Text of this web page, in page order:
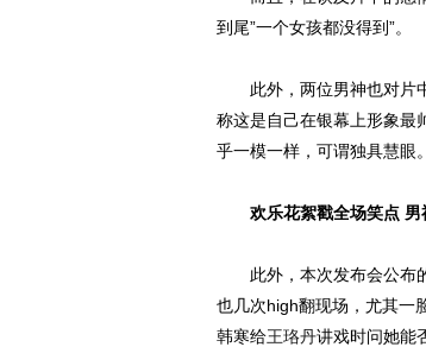
到尾”一个女孩都没得到”。
此外，两位男神也对片中
称这是自己在银幕上形象最
乎一模一样，可谓独具慧眼。
欢乐花絮戳全场笑点
此外，本次发布会公布的
也几次high翻现场，尤其一
韩寒给王珞丹讲戏时问她能